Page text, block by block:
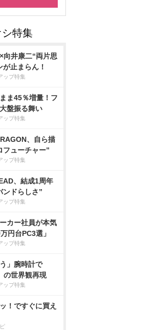
向井康二“両片思
が止まらん！
ップ特集
ま45％増量！フ
盤振る舞い
ップ特集
、自ら描
フューチャー”
ップ特集
、結成1周年
ンドらしさ”
ップ特集
カー社員が本気
円台PC3選」
ップ特集
」腕時計で
の世界観再現
ップ特集
！ですぐに買え